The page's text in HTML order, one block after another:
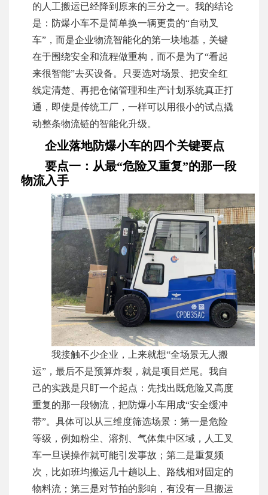
的人工搬运已经降到原来的三分之一。我的结论
是：防爆小车不是简单换一辆更贵的“自动叉
车”，而是企业物流智能化的第一块地基，关键
在于围绕安全和流程做重构，而不是为了“看起
来很智能”去买设备。只要选对场景、把安全红
线定清楚、再把仓储管理和生产计划系统真正打
通，即使是传统工厂，一样可以用很小的试点撬
动整条物流链的智能化升级。
企业落地防爆小车的四个关键要点
要点一：从最“危险又重复”的那一段
物流入手
我接触不少企业，上来就想“全场景无人搬
运”，最后不是预算炸裂，就是项目烂尾。我自
己的实践是只盯一个起点：先找出既危险又高度
重复的那一段物流，把防爆小车用成“安全缓冲
带”。具体可以从三维度筛选场景：第一是危险
等级，例如粉尘、溶剂、气体集中区域，人工叉
车一旦误操作就可能引发事故；第二是重复频
次，比如班均搬运几十趟以上、路线相对固定的
物料流；第三是对节拍的影响，有没有一旦搬运